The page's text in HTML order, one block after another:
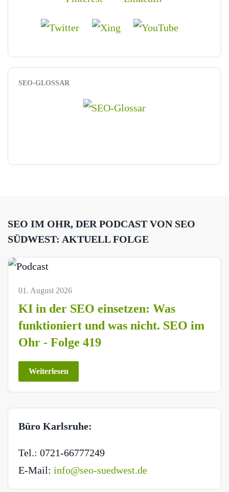
SEO-GLOSSAR
SEO IM OHR, DER PODCAST VON SEO
SÜDWEST: AKTUELL FOLGE
01. August 2026
KI in der SEO einsetzen: Was
funktioniert und was nicht. SEO im
Ohr - Folge 419
Weiterlesen
Büro Karlsruhe:
Tel.: 0721-66777249
E-Mail: info@seo-suedwest.de